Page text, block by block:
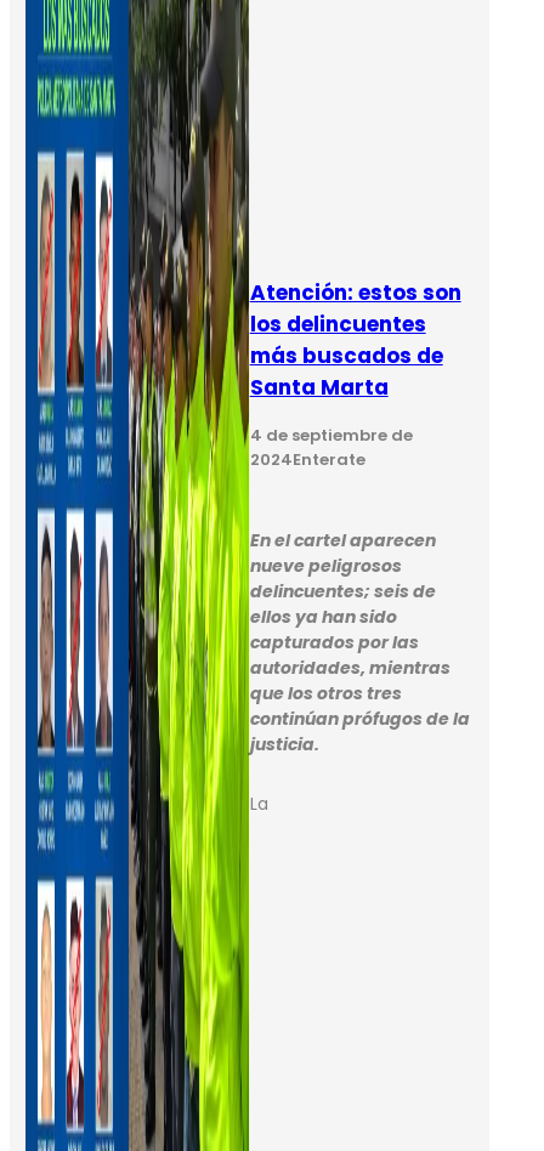
Atención: estos son
los delincuentes
más buscados de
Santa Marta
4 de septiembre de
2024Enterate
En el cartel aparecen
nueve peligrosos
delincuentes; seis de
ellos ya han sido
capturados por las
autoridades, mientras
que los otros tres
continúan prófugos de la
justicia.
La